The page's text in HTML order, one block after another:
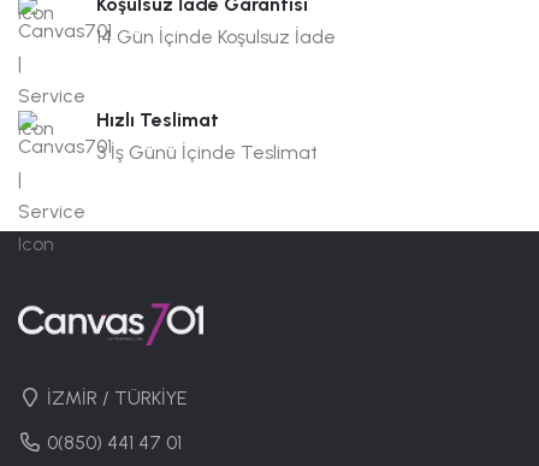
Koşulsuz İade Garantisi
14 Gün İçinde Koşulsuz İade
Hızlı Teslimat
3 İş Günü İçinde Teslimat
İZMİR / TÜRKİYE
0(850) 441 47 01